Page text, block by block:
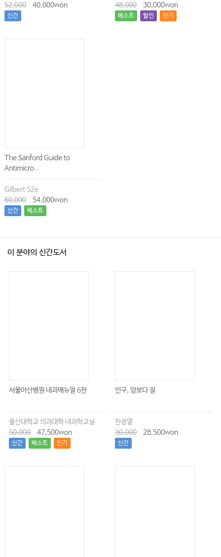
52,000
40,000won
신간
48,000
30,000won
베스트 할인 인기
The Sanford Guide to
Antimicro...
Gilbert 52e
60,000
54,000won
신간 베스트
이 분야의 신간도서
서울아산병원 내과매뉴얼 6판
울산대학교 의과대학 내과학교실
50,000
47,500won
신간 베스트 인기
인구, 양보다 질
한정열
30,000
28,500won
신간